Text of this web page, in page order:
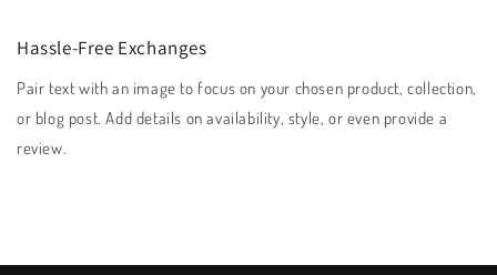
Hassle-Free Exchanges
Pair text with an image to focus on your chosen product, collection,
or blog post. Add details on availability, style, or even provide a
review.